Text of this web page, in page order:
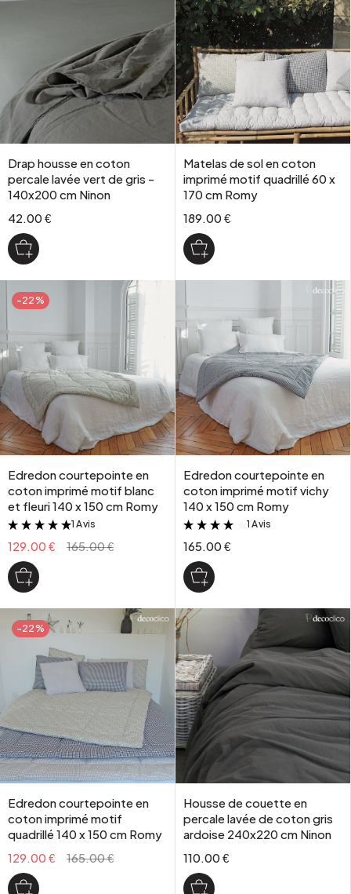
Drap housse en coton
percale lavée vert de gris -
140x200 cm Ninon
42.00 €
Matelas de sol en coton
imprimé motif quadrillé 60 x
170 cm Romy
189.00 €
-22%
Edredon courtepointe en
coton imprimé motif blanc
et fleuri 140 x 150 cm Romy
&
1 Avis
129.00 € 165.00 €
Edredon courtepointe en
coton imprimé motif vichy
140 x 150 cm Romy
&
1 Avis
165.00 €
-22%
Edredon courtepointe en
coton imprimé motif
quadrillé 140 x 150 cm Romy
129.00 €
165.00 €
Housse de couette en
percale lavée de coton gris
ardoise 240x220 cm Ninon
110.00 €